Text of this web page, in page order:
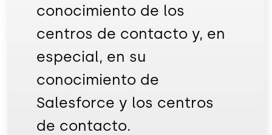
conocimiento de los
centros de contacto y, en
especial, en su
conocimiento de
Salesforce y los centros
de contacto.